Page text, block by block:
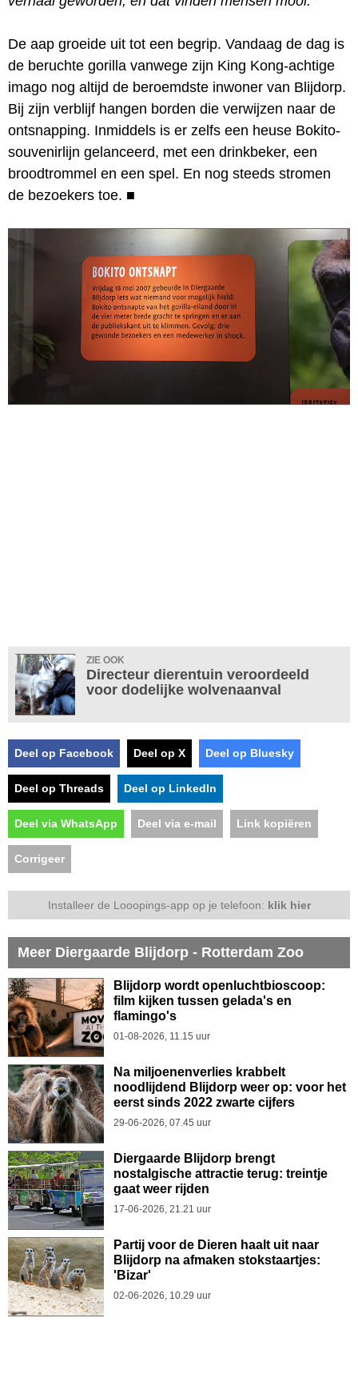
De aap groeide uit tot een begrip. Vandaag de dag is
de beruchte gorilla vanwege zijn King Kong-achtige
imago nog altijd de beroemdste inwoner van Blijdorp.
Bij zijn verblijf hangen borden die verwijzen naar de
ontsnapping. Inmiddels is er zelfs een heuse Bokito-
souvenirlijn gelanceerd, met een drinkbeker, een
broodtrommel en een spel. En nog steeds stromen
de bezoekers toe. ■
ZIE OOK
Directeur dierentuin veroordeeld
voor dodelijke wolvenaanval
Deel op Facebook Deel op X Deel op Bluesky
Deel op Threads Deel op LinkedIn
Deel via WhatsApp Deel via e-mail Link kopiëren
Corrigeer
Installeer de Looopings-app op je telefoon: klik hier
Meer Diergaarde Blijdorp - Rotterdam Zoo
Blijdorp wordt openluchtbioscoop:
film kijken tussen gelada's en
flamingo's
01-08-2026, 11.15 uur
Na miljoenenverlies krabbelt
noodlijdend Blijdorp weer op: voor het
eerst sinds 2022 zwarte cijfers
29-06-2026, 07.45 uur
Diergaarde Blijdorp brengt
nostalgische attractie terug: treintje
gaat weer rijden
17-06-2026, 21.21 uur
Partij voor de Dieren haalt uit naar
Blijdorp na afmaken stokstaartjes:
'Bizar'
02-06-2026, 10.29 uur